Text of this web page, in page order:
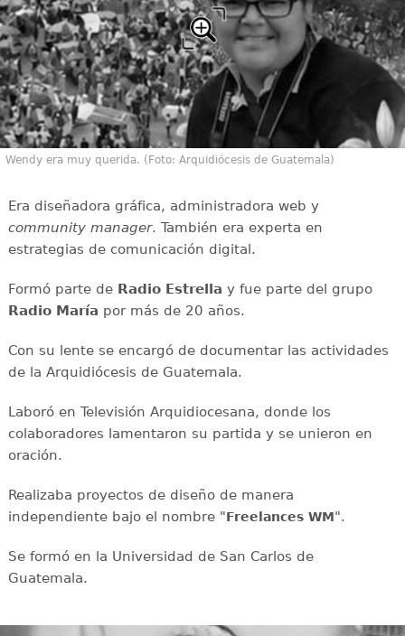
Wendy era muy querida. (Foto: Arquidiócesis de Guatemala)
Era diseñadora gráfica, administradora web y
community manager. También era experta en
estrategias de comunicación digital.
Formó parte de Radio Estrella y fue parte del grupo
Radio María por más de 20 años.
Con su lente se encargó de documentar las actividades
de la Arquidiócesis de Guatemala.
Laboró en Televisión Arquidiocesana, donde los
colaboradores lamentaron su partida y se unieron en
oración.
Realizaba proyectos de diseño de manera
independiente bajo el nombre "Freelances WM".
Se formó en la Universidad de San Carlos de
Guatemala.